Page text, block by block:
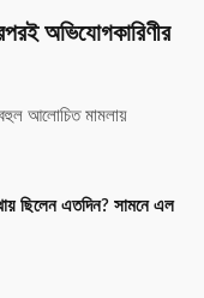
অভিযোগকারিণীর
আলোচিত মামলায়
ছিলেন এতদিন? সামনে এল